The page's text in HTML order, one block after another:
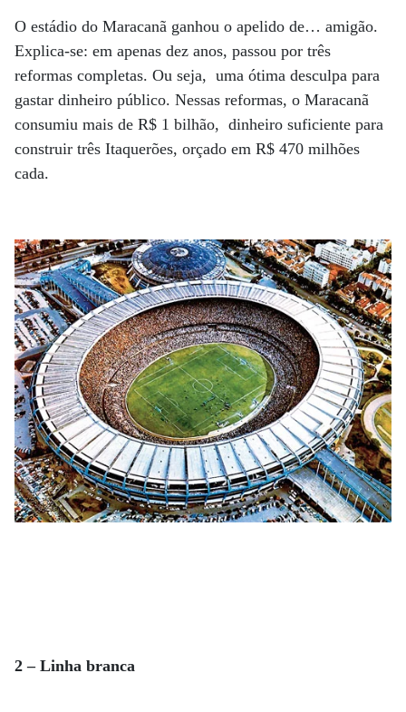
O estádio do Maracanã ganhou o apelido de… amigão.
Explica-se: em apenas dez anos, passou por três
reformas completas. Ou seja, uma ótima desculpa para
gastar dinheiro público. Nessas reformas, o Maracanã
consumiu mais de R$ 1 bilhão, dinheiro suficiente para
construir três Itaquerões, orçado em R$ 470 milhões
cada.
2 – Linha branca